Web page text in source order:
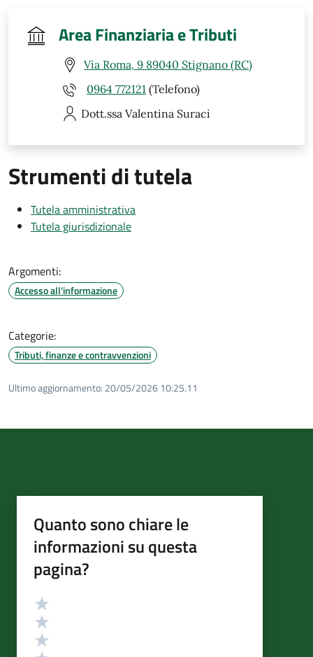
Area Finanziaria e Tributi
Via Roma, 9 89040 Stignano (RC)
0964 772121 (Telefono)
Dott.ssa Valentina Suraci
Strumenti di tutela
Tutela amministrativa
Tutela giurisdizionale
Argomenti:
Accesso all'informazione
Categorie:
Tributi, finanze e contravvenzioni
Ultimo aggiornamento: 20/05/2026 10:25.11
Quanto sono chiare le
informazioni su questa
pagina?
Valutazione